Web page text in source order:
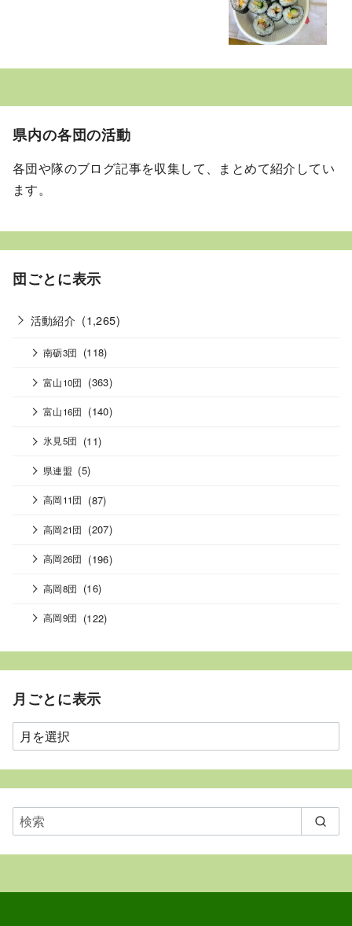
県内の各団の活動
各団や隊のブログ記事を収集して、まとめて紹介してい
ます。
団ごとに表示
活動紹介 (1,265)
南砺3団 (118)
富山10団 (363)
富山16団 (140)
氷見5団 (11)
県連盟 (5)
高岡11団 (87)
高岡21団 (207)
高岡26団 (196)
高岡8団 (16)
高岡9団 (122)
月ごとに表示
月
ご
と
表
示